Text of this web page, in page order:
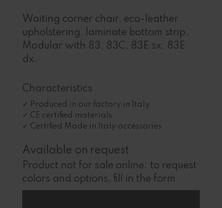
Waiting corner chair, eco-leather
upholstering, laminate bottom strip.
Modular with 83, 83C, 83E sx, 83E
dx.
Characteristics
Produced in our factory in Italy
CE certified materials
Certified Made in Italy accessories
Available on request
Product not for sale online: to request
colors and options, fill in the form